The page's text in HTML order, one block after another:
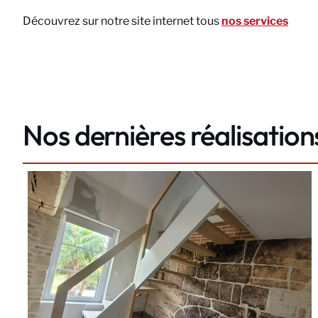
Découvrez sur notre site internet tousnos services
Nos dernières